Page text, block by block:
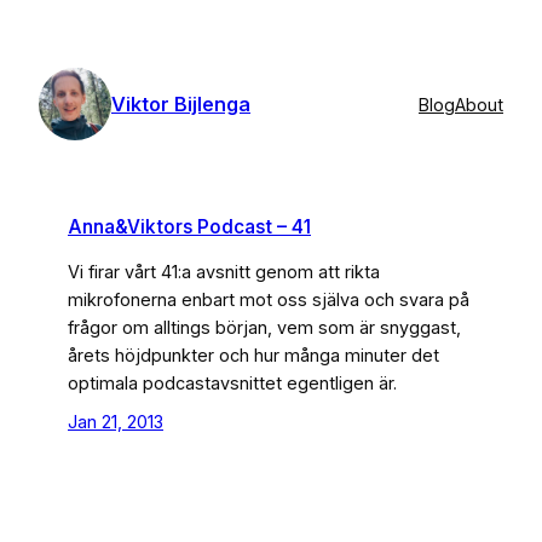
content
Viktor Bijlenga BlogAbout
Anna&Viktors Podcast – 41
Vi firar vårt 41:a avsnitt genom att rikta
mikrofonerna enbart mot oss själva och svara på
frågor om alltings början, vem som är snyggast,
årets höjdpunkter och hur många minuter det
optimala podcastavsnittet egentligen är.
Jan 21, 2013